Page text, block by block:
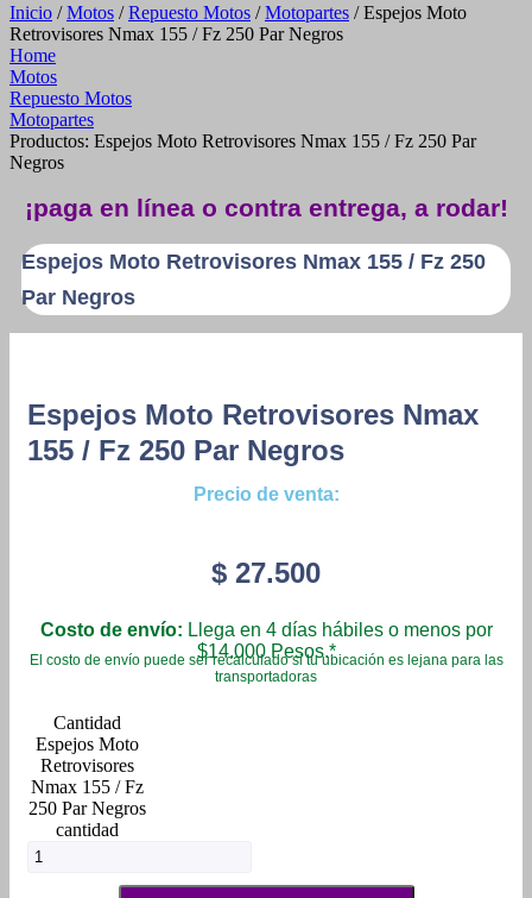
Inicio /Motos /Repuesto Motos /Motopartes / Espejos Moto
Retrovisores Nmax 155 / Fz 250 Par Negros
Home
Motos
Repuesto Motos
Motopartes
Productos: Espejos Moto Retrovisores Nmax 155 / Fz 250 Par
Negros
¡paga en línea o contra entrega, a rodar!
Espejos Moto Retrovisores Nmax 155 / Fz 250
Par Negros
Espejos Moto Retrovisores Nmax
155 / Fz 250 Par Negros
Precio de venta:
$ 27.500
Costo de envío: Llega en 4 días hábiles o menos por
$14.000 Pesos.*
El costo de envío puede ser recalculado si tu ubicación es lejana para las
transportadoras
Espejos Moto
Retrovisores
Nmax 155 / Fz
250 Par Negros
cantidad